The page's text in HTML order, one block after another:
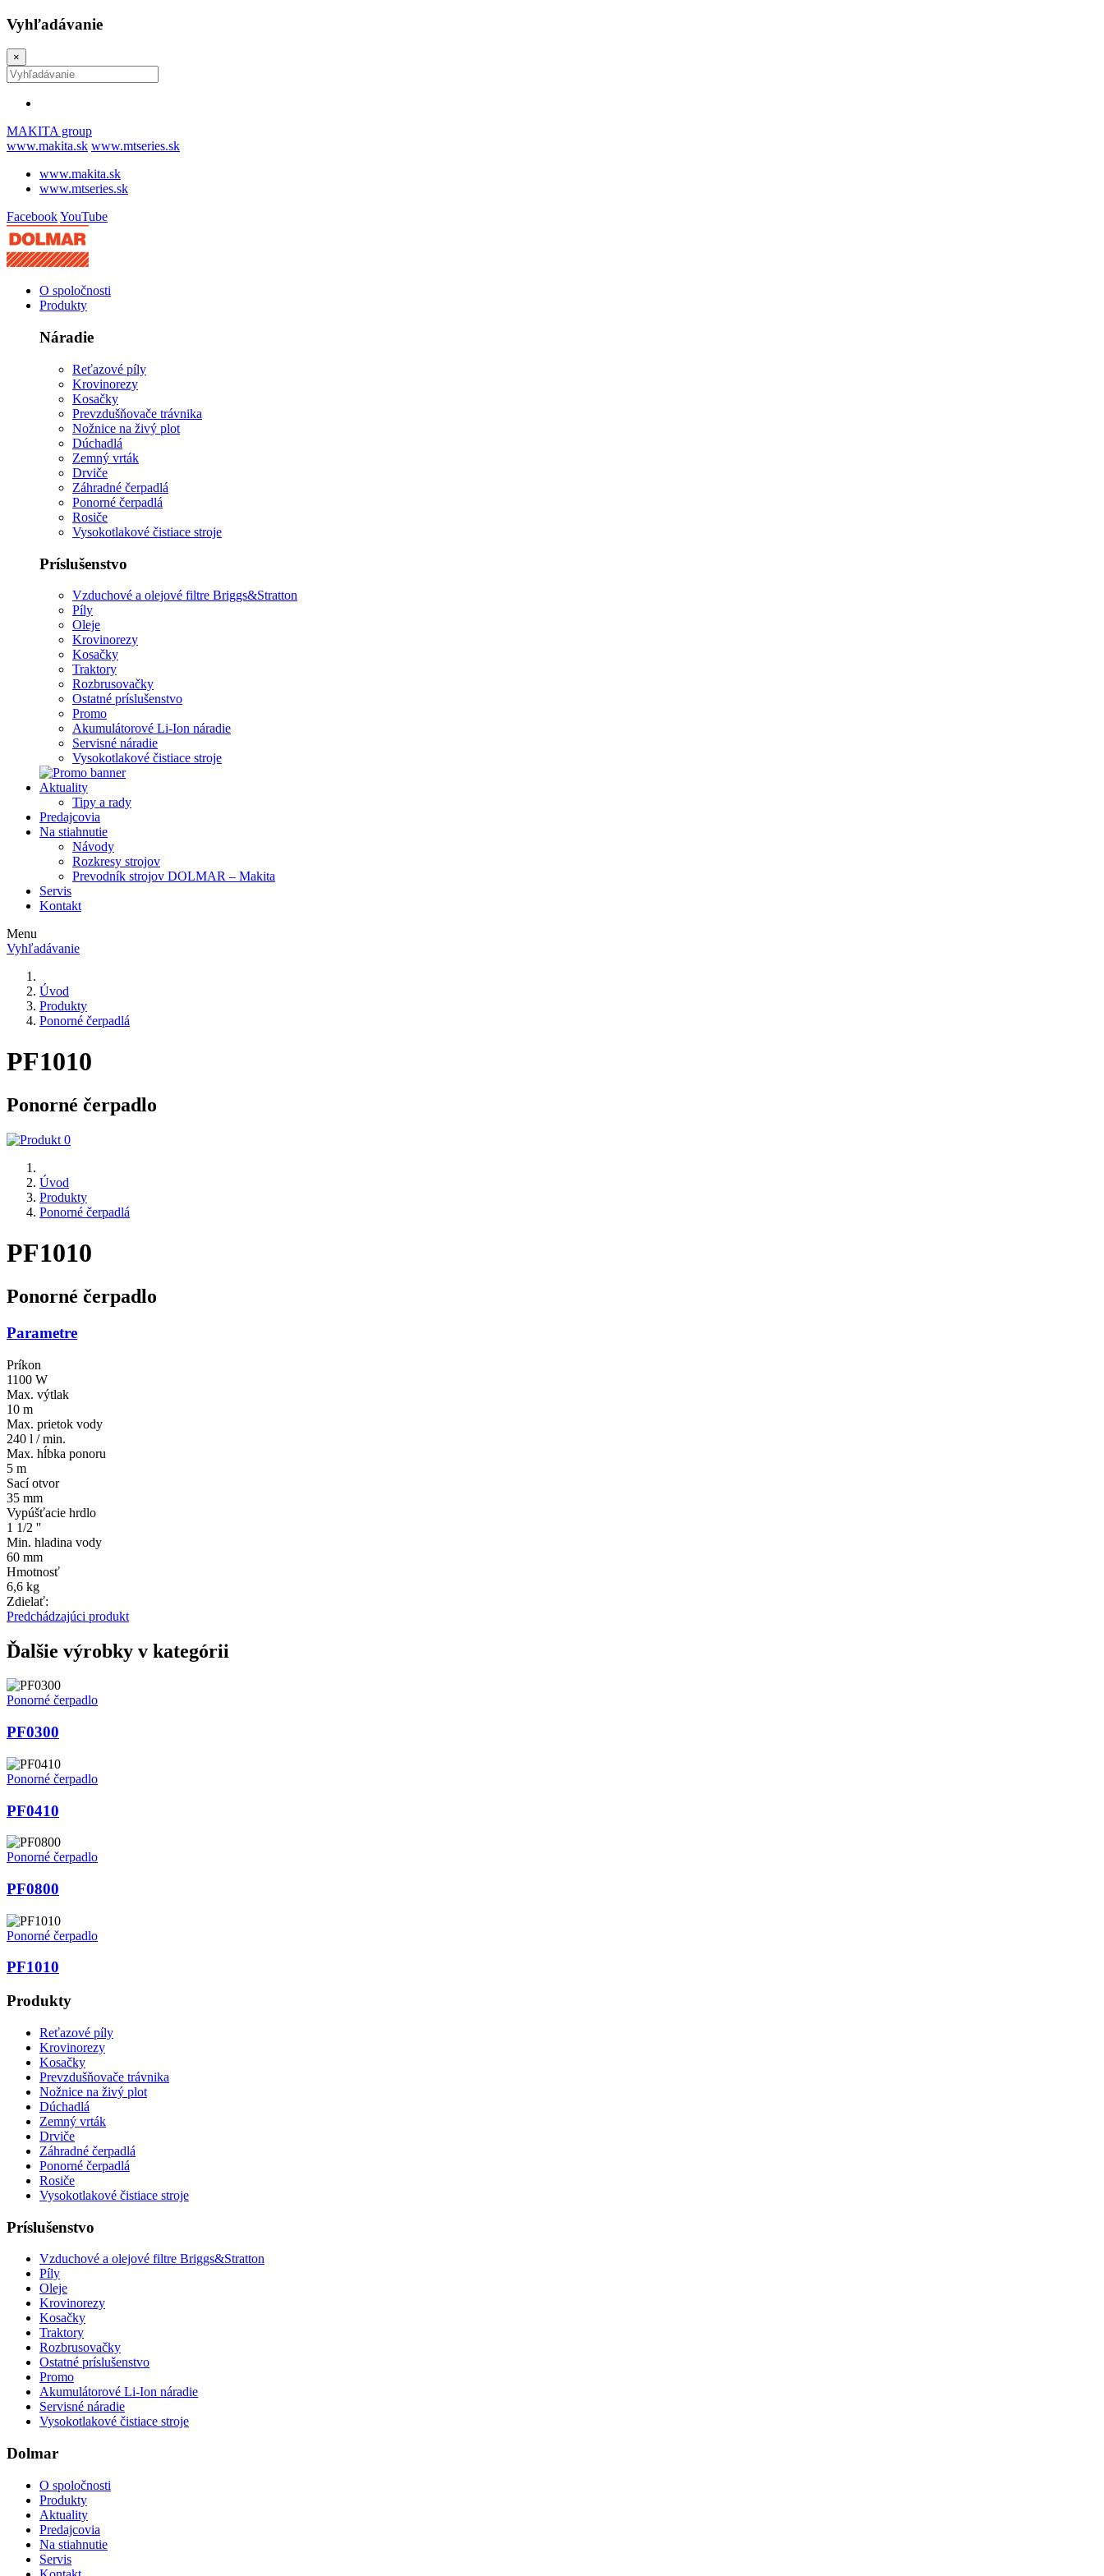
Vyhľadávanie
×
MAKITA group
www.makita.sk www.mtseries.sk
www.makita.sk
www.mtseries.sk
FacebookYouTube
O spoločnosti
Produkty
Náradie
Reťazové píly
Krovinorezy
Kosačky
Prevzdušňovače trávnika
Nožnice na živý plot
Dúchadlá
Zemný vrták
Drviče
Záhradné čerpadlá
Ponorné čerpadlá
Rosiče
Vysokotlakové čistiace stroje
Príslušenstvo
Vzduchové a olejové filtre Briggs&Stratton
Píly
Oleje
Krovinorezy
Kosačky
Traktory
Rozbrusovačky
Ostatné príslušenstvo
Promo
Akumulátorové Li-Ion náradie
Servisné náradie
Vysokotlakové čistiace stroje
Aktuality
Tipy a rady
Predajcovia
Na stiahnutie
Návody
Rozkresy strojov
Prevodník strojov DOLMAR – Makita
Servis
Kontakt
Menu
Vyhľadávanie
Úvod
Produkty
Ponorné čerpadlá
PF1010
Ponorné čerpadlo
Úvod
Produkty
Ponorné čerpadlá
PF1010
Ponorné čerpadlo
Parametre
Príkon
1100 W
Max. výtlak
10 m
Max. prietok vody
240 l / min.
Max. hĺbka ponoru
5 m
Sací otvor
35 mm
Vypúšťacie hrdlo
1 1/2 ''
Min. hladina vody
60 mm
Hmotnosť
6,6 kg
Zdielať:
Predchádzajúci produkt
Ďalšie výrobky v kategórii
Ponorné čerpadlo
PF0300
Ponorné čerpadlo
PF0410
Ponorné čerpadlo
PF0800
Ponorné čerpadlo
PF1010
Produkty
Reťazové píly
Krovinorezy
Kosačky
Prevzdušňovače trávnika
Nožnice na živý plot
Dúchadlá
Zemný vrták
Drviče
Záhradné čerpadlá
Ponorné čerpadlá
Rosiče
Vysokotlakové čistiace stroje
Príslušenstvo
Vzduchové a olejové filtre Briggs&Stratton
Píly
Oleje
Krovinorezy
Kosačky
Traktory
Rozbrusovačky
Ostatné príslušenstvo
Promo
Akumulátorové Li-Ion náradie
Servisné náradie
Vysokotlakové čistiace stroje
Dolmar
O spoločnosti
Produkty
Aktuality
Predajcovia
Na stiahnutie
Servis